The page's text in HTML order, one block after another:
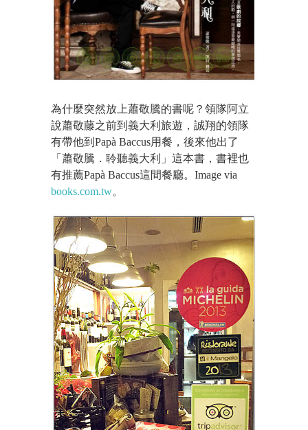
為什麼突然放上蕭敬騰的書呢？領隊阿立
說蕭敬藤之前到義大利旅遊，誠翔的領隊
有帶他到Papà Baccus用餐，後來他出了
「蕭敬騰．聆聽義大利」這本書，書裡也
有推薦Papà Baccus這間餐廳。Image via
books.com.tw。